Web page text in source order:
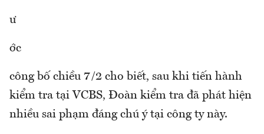
ư
ớc
công bố chiều 7/2 cho biết, sau khi tiến hành
kiểm tra tại VCBS, Đoàn kiểm tra đã phát hiện
nhiều sai phạm đáng chú ý tại công ty này.